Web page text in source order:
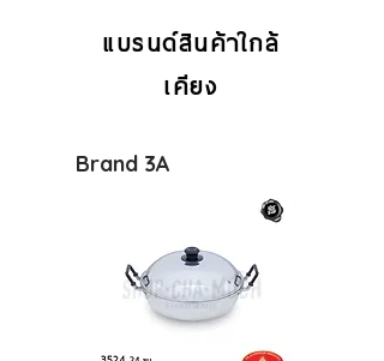
แบรนด์สินค้าใกล้
เคียง
Brand 3A